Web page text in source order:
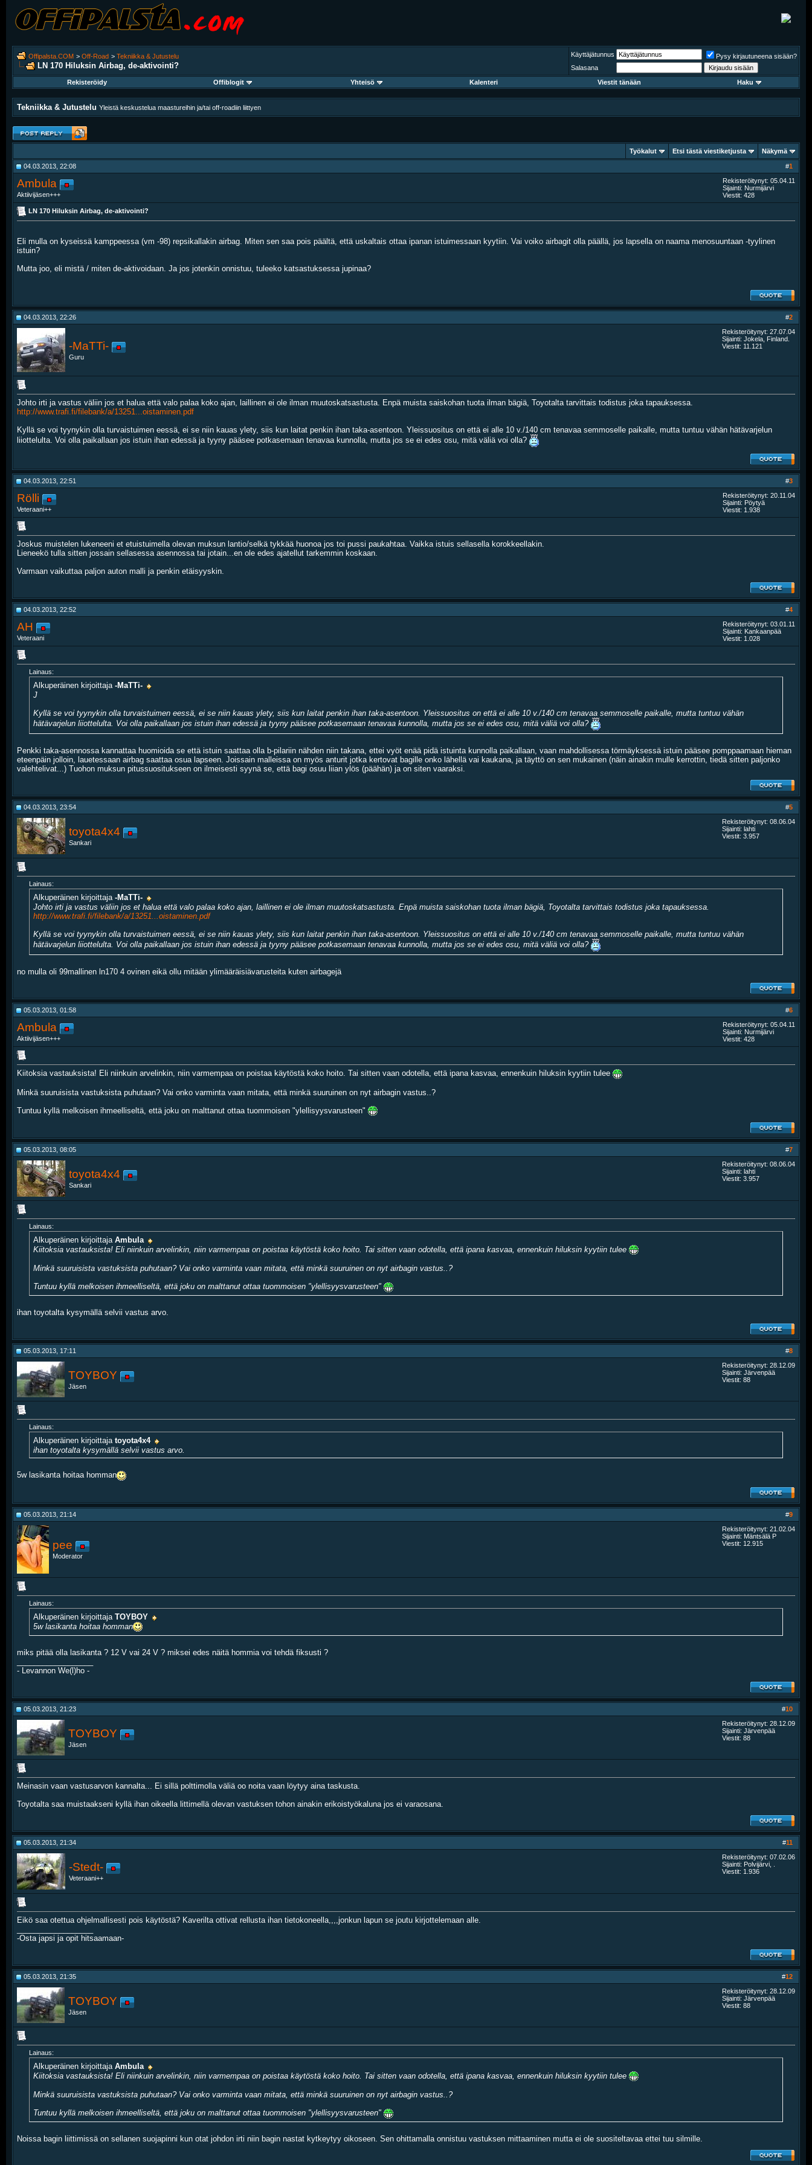
Offipalsta.COM > Off-Road > Tekniikka & Jutustelu
LN 170 Hiluksin Airbag, de-aktivointi?
Käyttäjätunnus
Pysy kirjautuneena sisään?
Salasana
Rekisteröidy
Offiblogit Yhteisö Kalenteri Viestit tänään Haku
Tekniikka & Jutustelu Yleistä keskustelua maastureihin ja/tai off-roadiin liittyen
Työkalut Etsi tästä viestiketjusta Näkymä
#1
04.03.2013, 22:08
Ambula
Aktiivijäsen+++
Rekisteröitynyt: 05.04.11
Sijainti: Nurmijärvi
Viestit: 428
LN 170 Hiluksin Airbag, de-aktivointi?
Eli mulla on kyseissä kamppeessa (vm -98) repsikallakin airbag. Miten sen saa pois päältä, että uskaltais ottaa ipanan istuimessaan kyytiin. Vai voiko airbagit olla päällä, jos lapsella on naama menosuuntaan -tyylinen
istuin?
Mutta joo, eli mistä / miten de-aktivoidaan. Ja jos jotenkin onnistuu, tuleeko katsastuksessa jupinaa?
#2
04.03.2013, 22:26
-MaTTi-
Guru
Rekisteröitynyt: 27.07.04
Sijainti: Jokela, Finland.
Viestit: 11.121
Johto irti ja vastus väliin jos et halua että valo palaa koko ajan, laillinen ei ole ilman muutoskatsastusta. Enpä muista saiskohan tuota ilman bägiä, Toyotalta tarvittais todistus joka tapauksessa.
http://www.trafi.fi/filebank/a/13251...oistaminen.pdf
Kyllä se voi tyynykin olla turvaistuimen eessä, ei se niin kauas ylety, siis kun laitat penkin ihan taka-asentoon. Yleissuositus on että ei alle 10 v./140 cm tenavaa semmoselle paikalle, mutta tuntuu vähän hätävarjelun
liiottelulta. Voi olla paikallaan jos istuin ihan edessä ja tyyny pääsee potkasemaan tenavaa kunnolla, mutta jos se ei edes osu, mitä väliä voi olla?
#3
04.03.2013, 22:51
Rölli
Veteraani++
Rekisteröitynyt: 20.11.04
Sijainti: Pöytyä
Viestit: 1.938
Joskus muistelen lukeneeni et etuistuimella olevan muksun lantio/selkä tykkää huonoa jos toi pussi paukahtaa. Vaikka istuis sellasella korokkeellakin.
Lieneekö tulla sitten jossain sellasessa asennossa tai jotain...en ole edes ajatellut tarkemmin koskaan.
Varmaan vaikuttaa paljon auton malli ja penkin etäisyyskin.
#4
04.03.2013, 22:52
AH
Veteraani
Rekisteröitynyt: 03.01.11
Sijainti: Kankaanpää
Viestit: 1.028
Lainaus:
Alkuperäinen kirjoittaja -MaTTi-
J
Kyllä se voi tyynykin olla turvaistuimen eessä, ei se niin kauas ylety, siis kun laitat penkin ihan taka-asentoon. Yleissuositus on että ei alle 10 v./140 cm tenavaa semmoselle paikalle, mutta tuntuu vähän
hätävarjelun liiottelulta. Voi olla paikallaan jos istuin ihan edessä ja tyyny pääsee potkasemaan tenavaa kunnolla, mutta jos se ei edes osu, mitä väliä voi olla?
Penkki taka-asennossa kannattaa huomioida se että istuin saattaa olla b-pilariin nähden niin takana, ettei vyöt enää pidä istuinta kunnolla paikallaan, vaan mahdollisessa törmäyksessä istuin pääsee pomppaamaan hieman
eteenpäin jolloin, lauetessaan airbag saattaa osua lapseen. Joissain malleissa on myös anturit jotka kertovat bagille onko lähellä vai kaukana, ja täyttö on sen mukainen (näin ainakin mulle kerrottin, tiedä sitten paljonko
valehtelivat...) Tuohon muksun pitussuositukseen on ilmeisesti syynä se, että bagi osuu liian ylös (päähän) ja on siten vaaraksi.
#5
04.03.2013, 23:54
toyota4x4
Sankari
Rekisteröitynyt: 08.06.04
Sijainti: lahti
Viestit: 3.957
Lainaus:
Alkuperäinen kirjoittaja -MaTTi-
Johto irti ja vastus väliin jos et halua että valo palaa koko ajan, laillinen ei ole ilman muutoskatsastusta. Enpä muista saiskohan tuota ilman bägiä, Toyotalta tarvittais todistus joka tapauksessa.
http://www.trafi.fi/filebank/a/13251...oistaminen.pdf
Kyllä se voi tyynykin olla turvaistuimen eessä, ei se niin kauas ylety, siis kun laitat penkin ihan taka-asentoon. Yleissuositus on että ei alle 10 v./140 cm tenavaa semmoselle paikalle, mutta tuntuu vähän
hätävarjelun liiottelulta. Voi olla paikallaan jos istuin ihan edessä ja tyyny pääsee potkasemaan tenavaa kunnolla, mutta jos se ei edes osu, mitä väliä voi olla?
no mulla oli 99mallinen ln170 4 ovinen eikä ollu mitään ylimääräisiävarusteita kuten airbagejä
#6
05.03.2013, 01:58
Ambula
Aktiivijäsen+++
Rekisteröitynyt: 05.04.11
Sijainti: Nurmijärvi
Viestit: 428
Kiitoksia vastauksista! Eli niinkuin arvelinkin, niin varmempaa on poistaa käytöstä koko hoito. Tai sitten vaan odotella, että ipana kasvaa, ennenkuin hiluksin kyytiin tulee
Minkä suuruisista vastuksista puhutaan? Vai onko varminta vaan mitata, että minkä suuruinen on nyt airbagin vastus..?
Tuntuu kyllä melkoisen ihmeelliseltä, että joku on malttanut ottaa tuommoisen "ylellisyysvarusteen"
#7
05.03.2013, 08:05
toyota4x4
Sankari
Rekisteröitynyt: 08.06.04
Sijainti: lahti
Viestit: 3.957
Lainaus:
Alkuperäinen kirjoittaja Ambula
Kiitoksia vastauksista! Eli niinkuin arvelinkin, niin varmempaa on poistaa käytöstä koko hoito. Tai sitten vaan odotella, että ipana kasvaa, ennenkuin hiluksin kyytiin tulee
Minkä suuruisista vastuksista puhutaan? Vai onko varminta vaan mitata, että minkä suuruinen on nyt airbagin vastus..?
Tuntuu kyllä melkoisen ihmeelliseltä, että joku on malttanut ottaa tuommoisen "ylellisyysvarusteen"
ihan toyotalta kysymällä selvii vastus arvo.
#8
05.03.2013, 17:11
TOYBOY
Jäsen
Rekisteröitynyt: 28.12.09
Sijainti: Järvenpää
Viestit: 88
Lainaus:
Alkuperäinen kirjoittaja toyota4x4
ihan toyotalta kysymällä selvii vastus arvo.
5w lasikanta hoitaa homman
#9
05.03.2013, 21:14
pee
Moderator
Rekisteröitynyt: 21.02.04
Sijainti: Mäntsälä P
Viestit: 12.915
Lainaus:
Alkuperäinen kirjoittaja TOYBOY
5w lasikanta hoitaa homman
miks pitää olla lasikanta ? 12 V vai 24 V ? miksei edes näitä hommia voi tehdä fiksusti ?
- Levannon We(l)ho -
#10
05.03.2013, 21:23
TOYBOY
Jäsen
Rekisteröitynyt: 28.12.09
Sijainti: Järvenpää
Viestit: 88
Meinasin vaan vastusarvon kannalta... Ei sillä polttimolla väliä oo noita vaan löytyy aina taskusta.
Toyotalta saa muistaakseni kyllä ihan oikeella littimellä olevan vastuksen tohon ainakin erikoistyökaluna jos ei varaosana.
#11
05.03.2013, 21:34
-Stedt-
Veteraani++
Rekisteröitynyt: 07.02.06
Sijainti: Polvijärvi, .
Viestit: 1.936
Eikö saa otettua ohjelmallisesti pois käytöstä? Kaverilta ottivat rellusta ihan tietokoneella,,,,jonkun lapun se joutu kirjottelemaan alle.
-Osta japsi ja opit hitsaamaan-
#12
05.03.2013, 21:35
TOYBOY
Jäsen
Rekisteröitynyt: 28.12.09
Sijainti: Järvenpää
Viestit: 88
Lainaus:
Alkuperäinen kirjoittaja Ambula
Kiitoksia vastauksista! Eli niinkuin arvelinkin, niin varmempaa on poistaa käytöstä koko hoito. Tai sitten vaan odotella, että ipana kasvaa, ennenkuin hiluksin kyytiin tulee
Minkä suuruisista vastuksista puhutaan? Vai onko varminta vaan mitata, että minkä suuruinen on nyt airbagin vastus..?
Tuntuu kyllä melkoisen ihmeelliseltä, että joku on malttanut ottaa tuommoisen "ylellisyysvarusteen"
Noissa bagin liittimissä on sellanen suojapinni kun otat johdon irti niin bagin nastat kytkeytyy oikoseen. Sen ohittamalla onnistuu vastuksen mittaaminen mutta ei ole suositeltavaa ettei tuu silmille.